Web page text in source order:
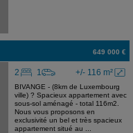
649 000 €
+/- 116 m²
2 1
BIVANGE - (8km de Luxembourg
ville) ? Spacieux appartement avec
sous-sol aménagé - total 116m2.
Nous vous proposons en
exclusivité un bel et très spacieux
appartement situé au ...